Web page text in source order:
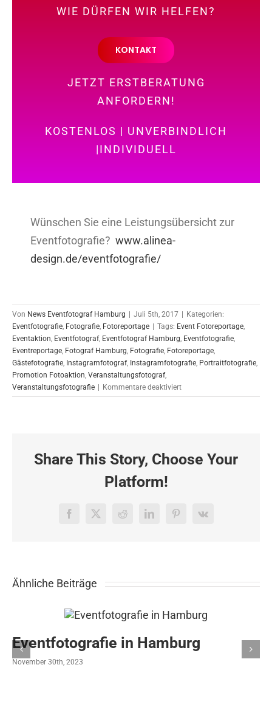
WIE DÜRFEN WIR HELFEN?
KONTAKT
JETZT ERSTBERATUNG
ANFORDERN!
KOSTENLOS | UNVERBINDLICH
|INDIVIDUELL
Wünschen Sie eine Leistungsübersicht zur
Eventfotografie? www.alinea-
design.de/eventfotografie/
Von News Eventfotograf Hamburg | Juli 5th, 2017 | Kategorien:
Eventfotografie Fotografie Fotoreportage | Tags: Event Fotoreportage
Eventaktion Eventfotograf, Eventfotograf Hamburg Eventfotografie
Eventreportage Fotograf Hamburg Fotografie Fotoreportage
Gästefotografie Instagramfotograf, Instagramfotografie Portraitfotografie
Promotion Fotoaktion Veranstaltungsfotograf,
Veranstaltungsfotografie | Kommentare deaktiviertfür
Eventreportage
Share This Story, Choose Your
Platform!
Facebook
X RedditLinkedInPinterest
Vk
Ähnliche Beiträge
Eventfotografie in Hamburg
November 30th, 2023